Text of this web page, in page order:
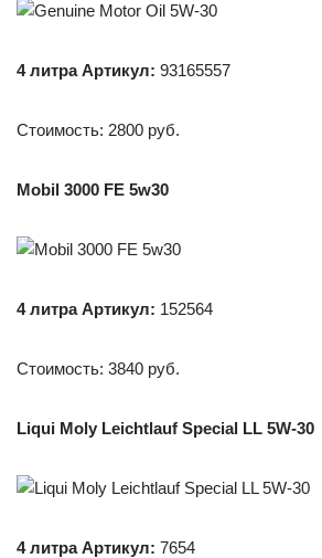
4 литра Артикул: 93165557
Стоимость: 2800 руб.
Mobil 3000 FE 5w30
4 литра Артикул: 152564
Стоимость: 3840 руб.
Liqui Moly Leichtlauf Special LL 5W-30
4 литра Артикул: 7654